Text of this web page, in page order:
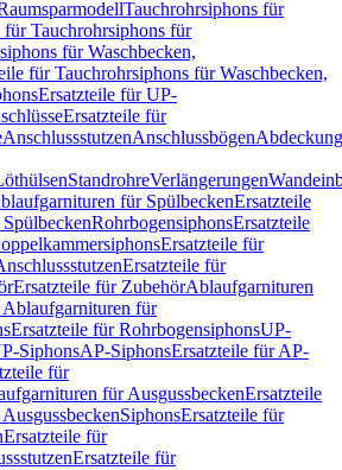
Tauchrohrsiphons für
für Tauchrohrsiphons für
für Waschbecken,
für Tauchrohrsiphons für Waschbecken,
Ersatzteile für UP-
Ersatzteile für
AnschlussstutzenAnschlussbögen
StandrohreVerlängerungen
für SpülbeckenErsatzteile
RohrbogensiphonsErsatzteile
Ersatzteile für
Ersatzteile für
Ersatzteile für ZubehörAblaufgarnituren
für
Ersatzteile für RohrbogensiphonsUP-
SiphonsAP-SiphonsErsatzteile für AP-
für
für AusgussbeckenErsatzteile
SiphonsErsatzteile für
Ersatzteile für
Ersatzteile für